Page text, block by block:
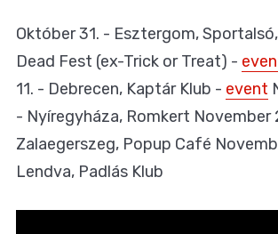
Október 31. - Esztergom,
Dead Fest (ex-Trick or Treat) -
11. - Debrecen, Kaptár Klub - event
- Nyíregyháza, Romkert November
Zalaegerszeg, Popup Café
Lendva, Padlás Klub